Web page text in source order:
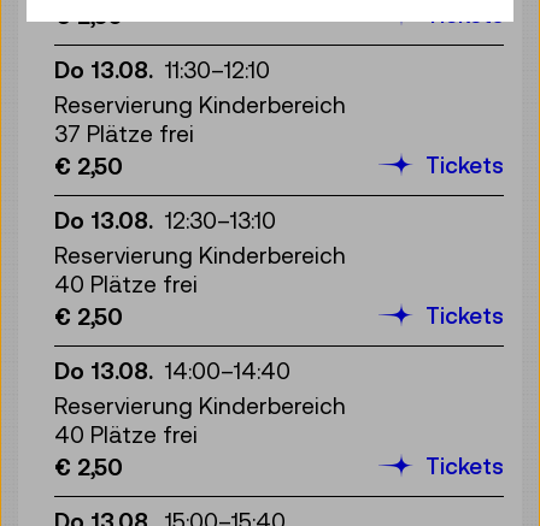
€ 2,50
Do 13.08. 11:30–12:10
Reservierung Kinderbereich
37 Plätze frei
€ 2,50
Tickets
Do 13.08. 12:30–13:10
Reservierung Kinderbereich
40 Plätze frei
€ 2,50
Tickets
Do 13.08. 14:00–14:40
Reservierung Kinderbereich
40 Plätze frei
€ 2,50
Tickets
Do 13.08. 15:00–15:40